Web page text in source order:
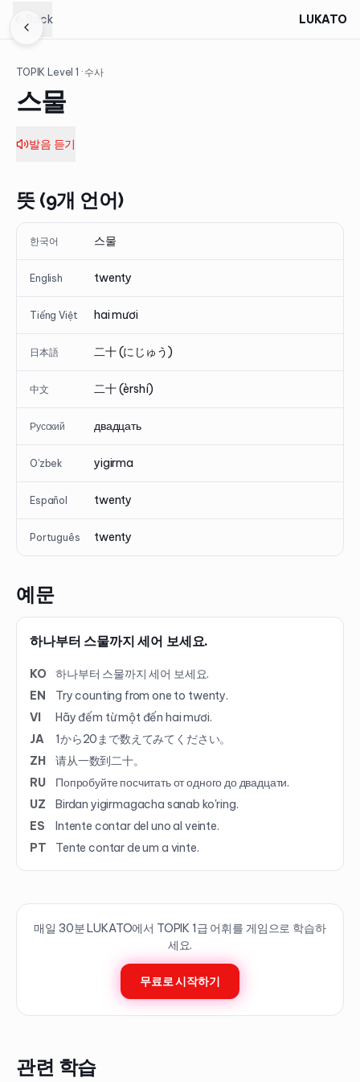
Back LUKATO
TOPIK Level1 · 수사
스물
발음 듣기
뜻 (9개 언어)
한국어 스물
English twenty
Tiếng Việt hai mươi
日本語 二十 (にじゅう)
中文 二十 (èrshí)
Русский двадцать
O'zbek yigirma
Español twenty
Português twenty
예문
하나부터 스물까지 세어 보세요.
KO
하나부터 스물까지 세어 보세요.
EN
Try counting from one to twenty.
VI
Hãy đếm từ một đến hai mươi.
JA
1から20まで数えてみてください。
ZH
请从一数到二十。
RU
Попробуйте посчитать от одного до двадцати.
UZ
Birdan yigirmagacha sanab ko'ring.
ES
Intente contar del uno al veinte.
PT
Tente contar de um a vinte.
매일 30분 LUKATO에서 TOPIK 1급 어휘를 게임으로 학습하
세요.
무료로 시작하기
관련 학습